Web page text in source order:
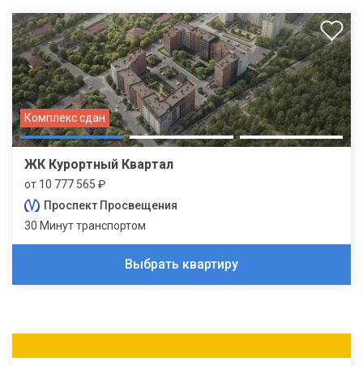
Комплекс сдан
ЖК Курортный Квартал
от 10 777 565 ₽
Проспект Просвещения
30 Минут транспортом
Выбрать квартиру